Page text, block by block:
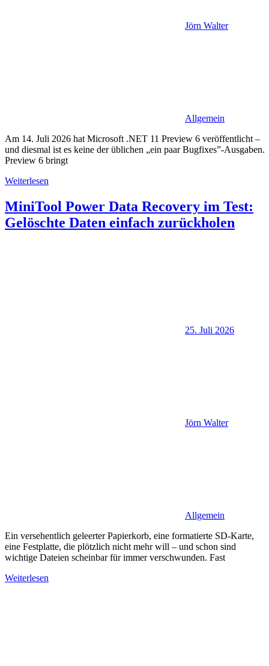
Jörn Walter
Allgemein
Am 14. Juli 2026 hat Microsoft .NET 11 Preview 6 veröffentlicht –
und diesmal ist es keine der üblichen „ein paar Bugfixes”-Ausgaben.
Preview 6 bringt
Weiterlesen
MiniTool Power Data Recovery im Test:
Gelöschte Daten einfach zurückholen
25. Juli 2026
Jörn Walter
Allgemein
Ein versehentlich geleerter Papierkorb, eine formatierte SD-Karte,
eine Festplatte, die plötzlich nicht mehr will – und schon sind
wichtige Dateien scheinbar für immer verschwunden. Fast
Weiterlesen